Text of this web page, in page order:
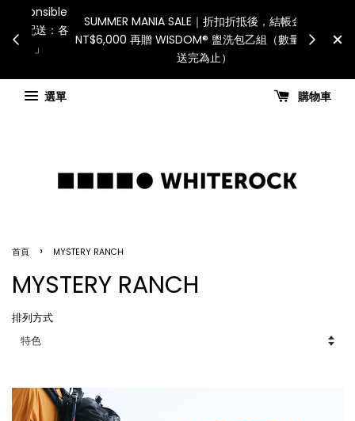
連假期間宅配服務將暫停配送。 如遇假日、天災或其
他不可抗力因素，出貨安排可能調整，敬請見諒
查看國內宅配最新公告
for all
國進口
選單
購物車
首頁 › MYSTERY RANCH
MYSTERY RANCH
排列方式